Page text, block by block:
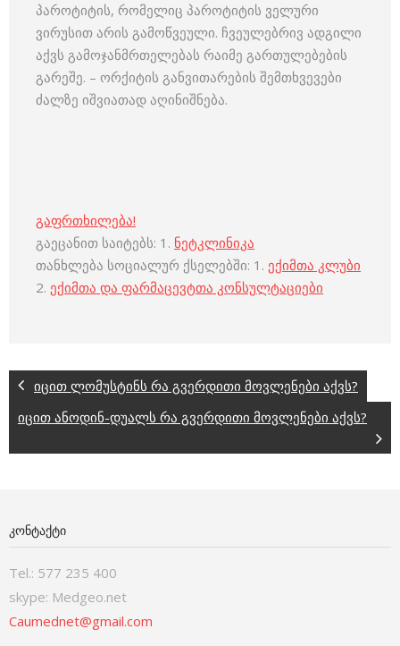
პაროტიტის, რომელიც პაროტიტის ველური
ვირუსით არის გამოწვეული. ჩვეულებრივ ადგილი
აქვს გამოჯანმრთელებას რაიმე გართულებების
გარეშე. – ორქიტის განვითარების შემთხვევები
ძალზე იშვიათად აღინიშნება.
გაფრთხილება!
გაეცანით საიტებს: 1. ნეტკლინიკა
თანხლება სოციალურ ქსელებში: 1. ექიმთა კლუბი
2. ექიმთა და ფარმაცევტთა კონსულტაციები
იცით ლომუსტინს რა გვერდითი მოვლენები აქვს?
იცით ანოდინ-დუალს რა გვერდითი მოვლენები აქვს?
ᲙᲝᲜᲢᲐᲥᲢᲘ
Tel.: 577 235 400
skype: Medgeo.net
Caumednet@gmail.com